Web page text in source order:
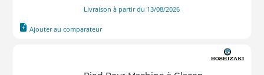
Livraison à partir du 13/08/2026
Ajouter au comparateur